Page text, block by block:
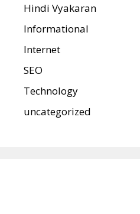
Hindi Vyakaran
Informational
Internet
SEO
Technology
uncategorized